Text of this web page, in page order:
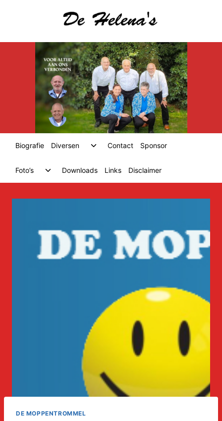
Biografie Diversen
ToggleContact Sponsor
Foto’s
ToggleDownloads Links Disclaimer
DE MOPPENTROMMEL